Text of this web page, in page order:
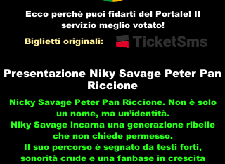
Ecco perchè puoi fidarti del Portale! Il
servizio meglio votato!
Biglietti originali:
Presentazione Niky Savage Peter Pan
Riccione
Nicky Savage Peter Pan Riccione. Non è solo
un nome, ma un’identità.
Niky Savage incarna una generazione ribelle
che non chiede permesso.
Il suo percorso è segnato da testi forti,
sonorità crude e una fanbase in crescita